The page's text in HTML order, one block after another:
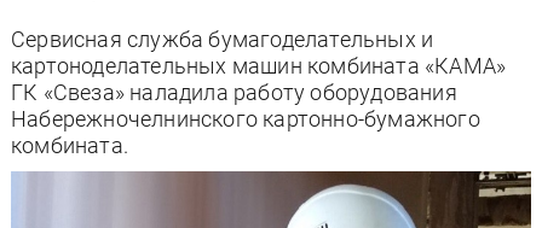
Cервисная служба бумагоделательных и
картоноделательных машин комбината «КАМА»
ГК «Свеза» наладила работу оборудования
Набережночелнинского картонно-бумажного
комбината.